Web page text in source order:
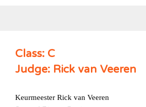
Class: C
Judge: Rick van Veeren
Keurmeester Rick van Veeren